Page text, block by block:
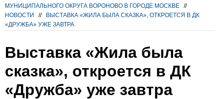
МУНИЦИПАЛЬНОГО ОКРУГА ВОРОНОВО В ГОРОДЕ МОСКВЕ
//
НОВОСТИ
//
ВЫСТАВКА «ЖИЛА БЫЛА СКАЗКА», ОТКРОЕТСЯ В ДК
«ДРУЖБА» УЖЕ ЗАВТРА
Выставка «Жила была
сказка», откроется в ДК
«Дружба» уже завтра